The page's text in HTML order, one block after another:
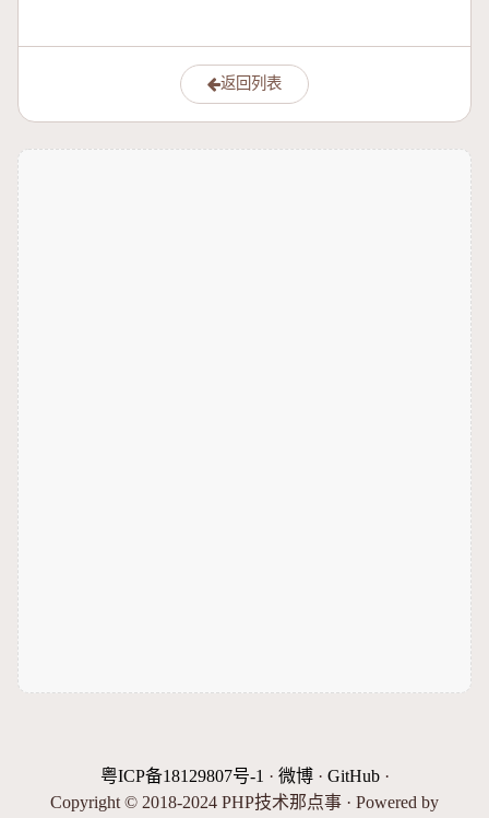
返回列表
粤ICP备18129807号-1 · 微博· GitHub·
Copyright © 2018-2024 PHP技术那点事 · Powered by